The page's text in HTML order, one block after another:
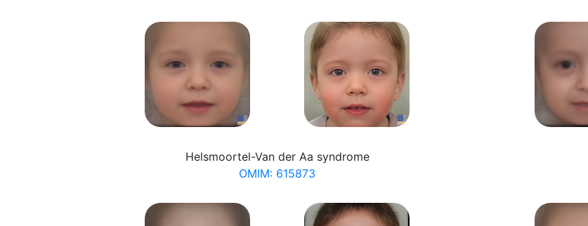
Helsmoortel-Van der Aa syndrome
OMIM: 615873